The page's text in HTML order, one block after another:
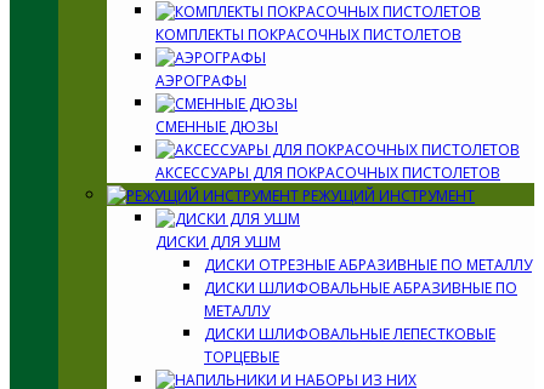
КОМПЛЕКТЫ ПОКРАСОЧНЫХ ПИСТОЛЕТОВ
АЭРОГРАФЫ
СМЕННЫЕ ДЮЗЫ
АКСЕССУАРЫ ДЛЯ ПОКРАСОЧНЫХ ПИСТОЛЕТОВ
РЕЖУЩИЙ ИНСТРУМЕНТ
ДИСКИ ДЛЯ УШМ
ДИСКИ ОТРЕЗНЫЕ АБРАЗИВНЫЕ ПО МЕТАЛЛУ
ДИСКИ ШЛИФОВАЛЬНЫЕ АБРАЗИВНЫЕ ПО
МЕТАЛЛУ
ДИСКИ ШЛИФОВАЛЬНЫЕ ЛЕПЕСТКОВЫЕ
ТОРЦЕВЫЕ